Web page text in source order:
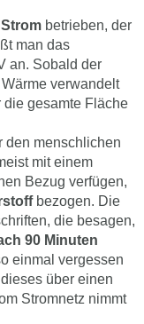
betrieben, der
man das
an. Sobald der
verwandelt
die gesamte Fläche
den menschlichen
mit einem
Bezug verfügen,
bezogen. Die
die besagen,
90 Minuten
einmal vergessen
über einen
Stromnetz nimmt